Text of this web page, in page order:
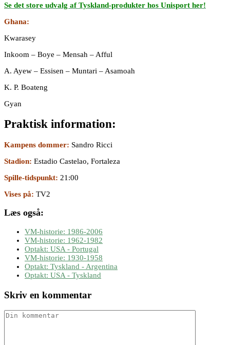
Se det store udvalg af Tyskland-produkter hos Unisport her!
Ghana:
Kwarasey
Inkoom – Boye – Mensah – Afful
A. Ayew – Essisen – Muntari – Asamoah
K. P. Boateng
Gyan
Praktisk information:
Kampens dommer: Sandro Ricci
Stadion: Estadio Castelao, Fortaleza
Spille-tidspunkt: 21:00
Vises på: TV2
Læs også:
VM-historie: 1986-2006
VM-historie: 1962-1982
Optakt: USA - Portugal
VM-historie: 1930-1958
Optakt: Tyskland - Argentina
Optakt: USA - Tyskland
Skriv en kommentar